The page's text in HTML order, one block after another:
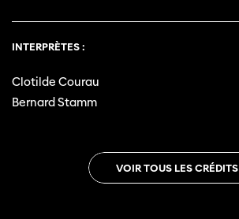
INTERPRÈTES :
Clotilde Courau
Bernard Stamm
VOIR TOUS LES CRÉDITS